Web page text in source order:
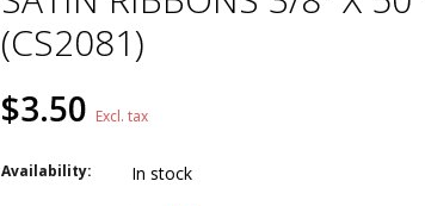
(CS2081)
$3.50 Excl. tax
Availability: In stock